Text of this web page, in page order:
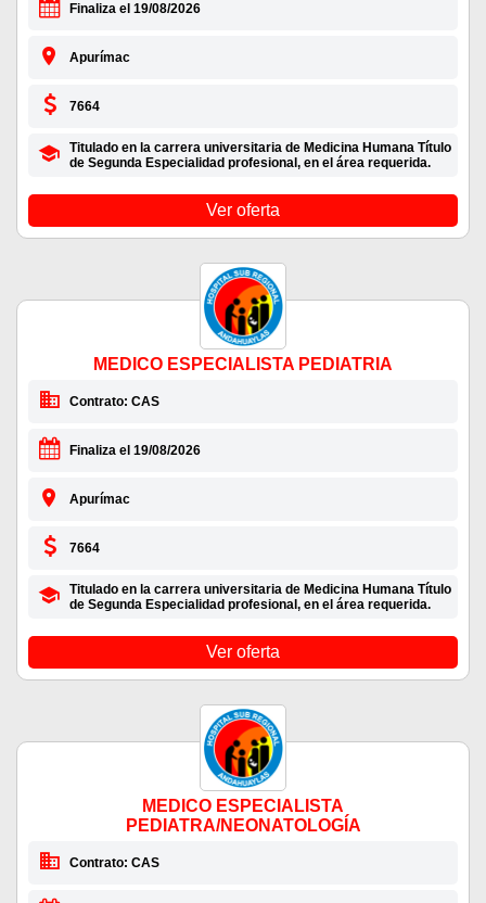
Finaliza el 19/08/2026
Apurímac
7664
Titulado en la carrera universitaria de Medicina Humana Título
de Segunda Especialidad profesional, en el área requerida.
Ver oferta
MEDICO ESPECIALISTA PEDIATRIA
Contrato: CAS
Finaliza el 19/08/2026
Apurímac
7664
Titulado en la carrera universitaria de Medicina Humana Título
de Segunda Especialidad profesional, en el área requerida.
Ver oferta
MEDICO ESPECIALISTA
PEDIATRA/NEONATOLOGÍA
Contrato: CAS